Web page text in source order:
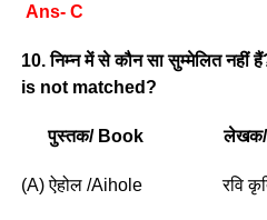
Ans- C
10. निम्न में से कौन सा सुम्मेलित
is not matched?
पुस्तक/ Book लेखक/
(A) ऐहोल /Aihole रवि